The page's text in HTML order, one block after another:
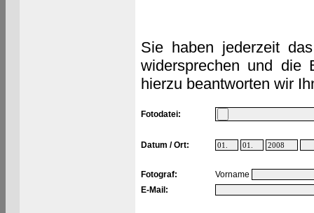
Sie haben jederzeit
widersprechen und die
hierzu beantworten wir
Fotodatei:
Datum / Ort:
Fotograf:
Vorname
E-Mail: